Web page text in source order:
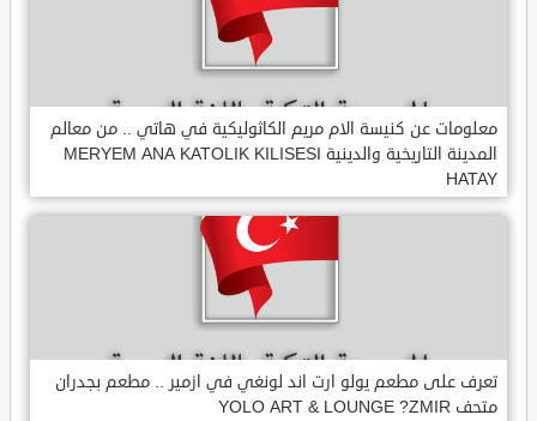
معلومات عن كنيسة الام مريم الكاثوليكية في هاتي .. من معالم
المدينة التاريخية والدينية MERYEM ANA KATOLIK KILISESI
HATAY
تعرف على مطعم يولو ارت اند لونغي في ازمير .. مطعم بجدران
متحف YOLO ART & LOUNGE ?ZMIR